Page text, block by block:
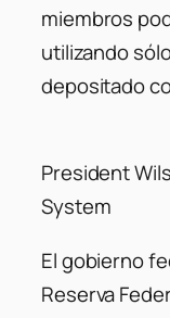
miembros
utilizando
depositado
President
System
El gobierno
Reserva